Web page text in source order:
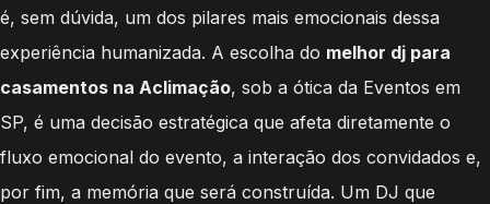
é, sem dúvida, um dos pilares mais emocionais dessa
experiência humanizada. A escolha do melhor dj para
casamentos na Aclimação, sob a ótica da Eventos em
SP, é uma decisão estratégica que afeta diretamente o
fluxo emocional do evento, a interação dos convidados e,
por fim, a memória que será construída. Um DJ que